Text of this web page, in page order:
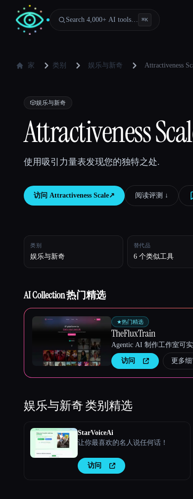
Search 4,000+ AI tools… ⌘K
家 类别 娱乐与新奇 Attractiveness
🎲娱乐与新奇
Attractiveness
使用吸引力量表发现您的独特之处.
访问 Attractiveness Scale↗︎ 阅读评测 ↓︎
类别
娱乐与新奇
替代品
6 个类似工具
AI Collection 热门精选
★热门精选
TheFluxTrain
Agentic AI 制作工作室可
访问 更多
娱乐与新奇类别精选
StarVoiceAi
让你最喜欢的名人说任何话！
访问